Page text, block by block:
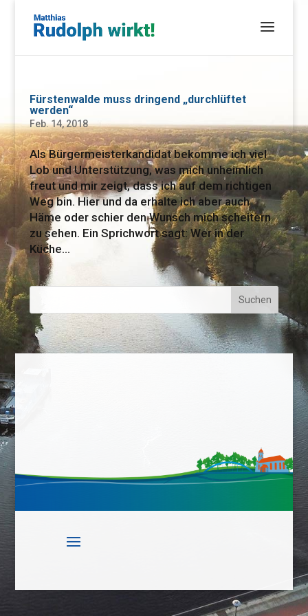
Fürstenwalde muss dringend „durchlüftet
werden“
Feb. 14, 2018
Als Bürgermeisterkandidat bekomme ich viel
Lob und Unterstützung, was mich unheimlich
freut und mir zeigt, dass ich auf dem richtigen
Weg bin. Hier und da erhalte ich aber auch
Häme oder schier den Wunsch mich scheitern
zu sehen. Ein Sprichwort sagt: Wer in der
Küche...
Suchen